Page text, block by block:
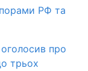
РФ та
про
трьох